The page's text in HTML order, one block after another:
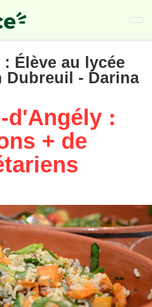
: Élève au lycée
- Darina
d'Angély :
+ de